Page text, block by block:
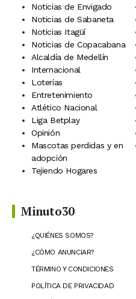
Noticias de Envigado
Noticias de Sabaneta
Noticias Itagüí
Noticias de Copacabana
Alcaldía de Medellín
Internacional
Loterías
Entretenimiento
Atlético Nacional
Liga Betplay
Opinión
Mascotas perdidas y en
adopción
Tejiendo Hogares
Minuto30
¿QUIÉNES SOMOS?
¿CÓMO ANUNCIAR?
TÉRMINO Y CONDICIONES
POLÍTICA DE PRIVACIDAD